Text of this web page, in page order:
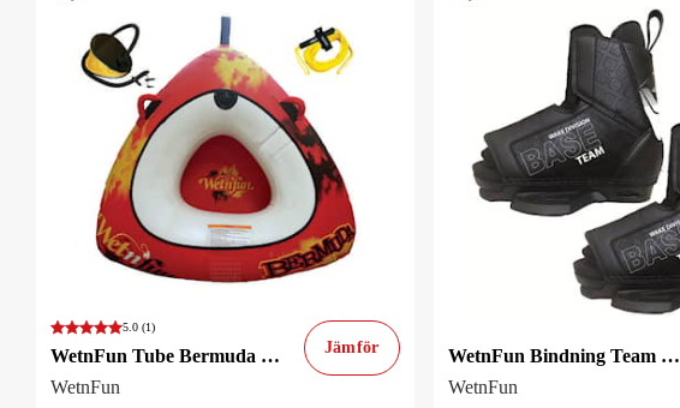
5.0 (1)
WetnFun Tube Bermuda Paket
WetnFun
Jämför
WetnFun Bindning Team 39-47
WetnFun